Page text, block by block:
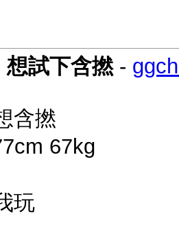
想試下含撚-
含撚
67kg
玩